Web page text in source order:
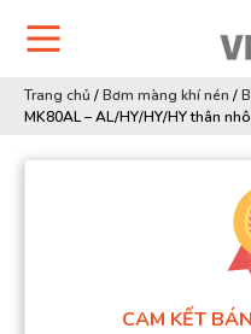
Trang chủ /Bơm màng khí nén /
MK80AL – AL/HY/HY/HY thân
CAM KẾT